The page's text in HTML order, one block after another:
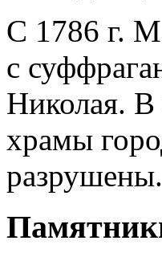
С 1786 г.
с
Николая. В
храмы
разрушены.